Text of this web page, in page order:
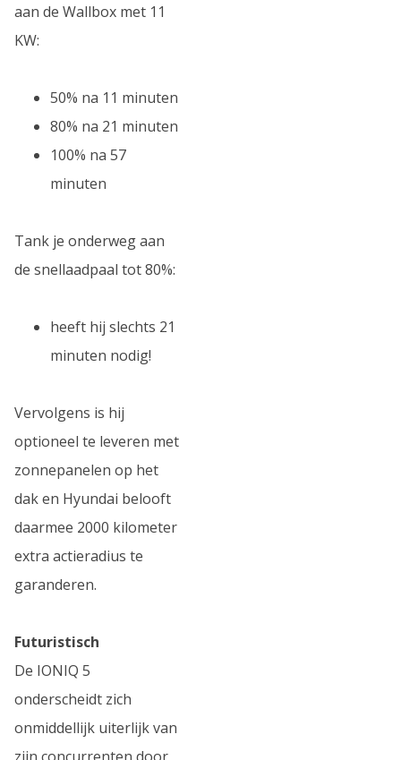
aan de Wallbox met 11
KW:
50% na 11 minuten
80% na 21 minuten
100% na 57
minuten
Tank je onderweg aan
de snellaadpaal tot 80%:
heeft hij slechts 21
minuten nodig!
Vervolgens is hij
optioneel te leveren met
zonnepanelen op het
dak en Hyundai belooft
daarmee 2000 kilometer
extra actieradius te
garanderen.
Futuristisch
De IONIQ 5
onderscheidt zich
onmiddellijk uiterlijk van